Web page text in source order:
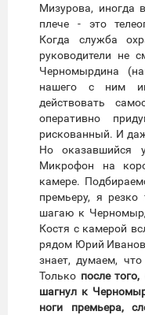
Мизурова, иногда
плече - это
Когда служба
руководители не
Черномырдина
нашего с ним
действовать
оперативно
рискованный. И
Но оказавшийся
Микрофон на
камере.
премьеру, я резко
шагаю к
Костя с камерой
рядом Юрий
знает, думаем,
Только после
шагнул к
ноги премьера,